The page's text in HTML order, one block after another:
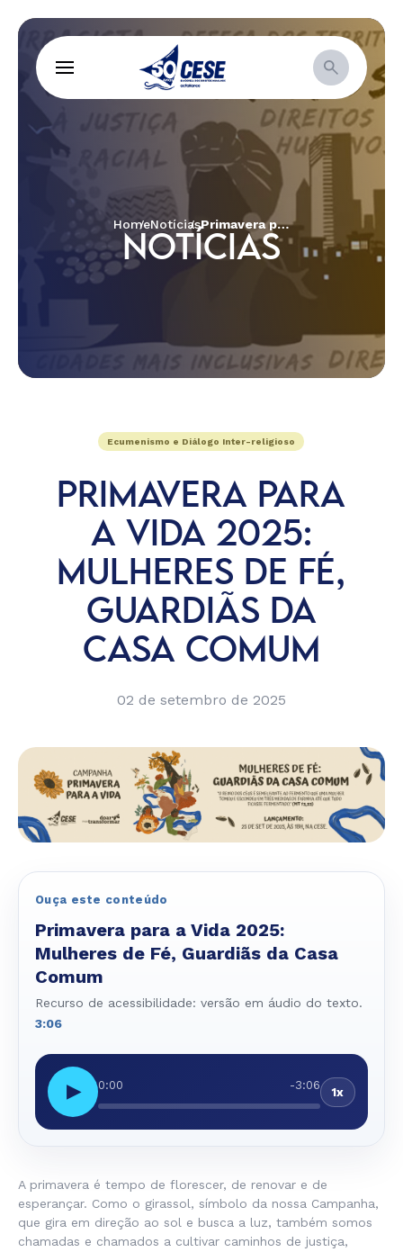
HomeNotícias Primavera para a Vida 2025: Mulheres de Fé, Guardiãs da Casa Comum
NOTÍCIAS
Ecumenismo e Diálogo Inter-religioso
PRIMAVERA PARA
A VIDA 2025:
MULHERES DE FÉ,
GUARDIÃS DA
CASA COMUM
02 de setembro de 2025
Ouça este conteúdo
Primavera para a Vida 2025:
Mulheres de Fé, Guardiãs da Casa
Comum
Recurso de acessibilidade: versão em áudio do texto.
3:06
▶ 0:00 -3:06 1x
A primavera é tempo de florescer, de renovar e de
esperançar. Como o girassol, símbolo da nossa Campanha,
que gira em direção ao sol e busca a luz, também somos
chamadas e chamados a cultivar caminhos de justiça,